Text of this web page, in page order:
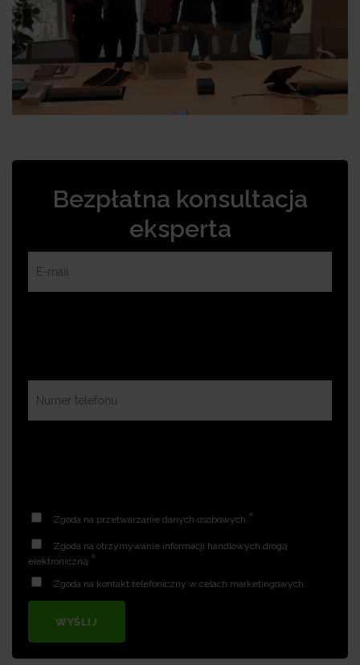
Bezpłatna konsultacja
eksperta
Zgoda na przetwarzanie danych osobowych *
Zgoda na otrzymywanie informacji handlowych drogą
elektroniczną *
Zgoda na kontakt telefoniczny w celach marketingowych
WYŚLIJ